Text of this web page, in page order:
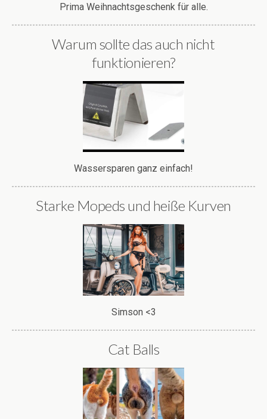
Prima Weihnachtsgeschenk für alle.
Warum sollte das auch nicht
funktionieren?
Wassersparen ganz einfach!
Starke Mopeds und heiße Kurven
Simson <3
Cat Balls